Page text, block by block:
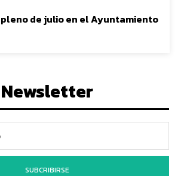
de julio en el Ayuntamiento
Newsletter
SUBCRIBIRSE